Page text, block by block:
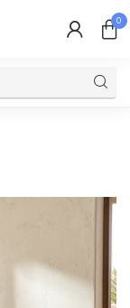
0